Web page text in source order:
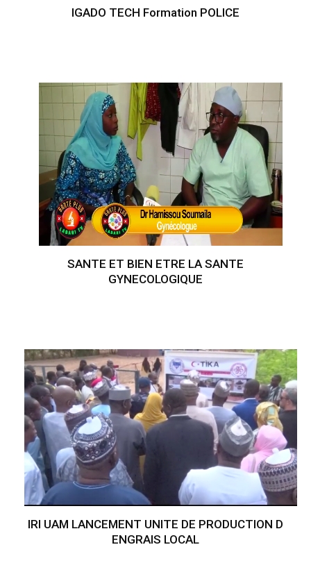
IGADO TECH Formation POLICE
SANTE ET BIEN ETRE LA SANTE
GYNECOLOGIQUE
IRI UAM LANCEMENT UNITE DE PRODUCTION D
ENGRAIS LOCAL